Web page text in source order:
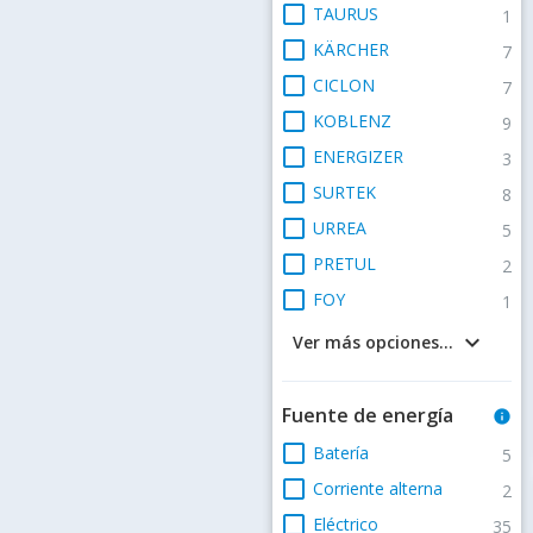
check_box_outline_blank TAURUS 1
check_box_outline_blank KÄRCHER 7
check_box_outline_blank CICLON 7
check_box_outline_blank KOBLENZ 9
check_box_outline_blank ENERGIZER 3
check_box_outline_blank SURTEK 8
check_box_outline_blank URREA 5
check_box_outline_blank PRETUL 2
check_box_outline_blank FOY 1
keyboard_arrow_down
Ver más opciones...
Fuente de energía info
check_box_outline_blank Batería 5
check_box_outline_blank Corriente alterna 2
check_box_outline_blank Eléctrico 35